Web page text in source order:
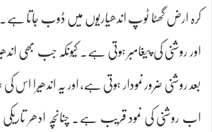
کرہ ارض گھٹا ٹوپ اندھیاریوں میں ڈوب جاتا ہے۔
اور روشنی کی پیغامبر ہوتی ہے۔ کیونکہ جب بھی
بعد روشنی ضرور نمودار ہوتی ہے، اور یہ اندھیرا
اب روشنی کی نمود قریب ہے۔ چنانچہ ادھر